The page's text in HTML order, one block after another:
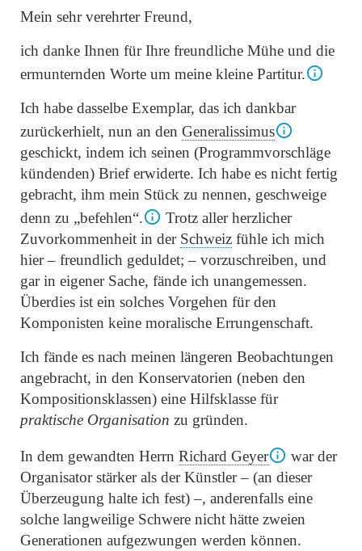
Mein sehr verehrter Freund,
ich danke Ihnen für Ihre freundliche Mühe und die
ermunternden Worte um meine kleine Partitur.
Ich habe dasselbe Exemplar, das ich dankbar
zurückerhielt, nun an den Generalissimus
geschickt, indem ich seinen (Programmvorschläge
kündenden) Brief erwiderte. Ich habe es nicht fertig
gebracht, ihm mein Stück zu nennen, geschweige
denn zu „befehlen“.
Trotz aller herzlicher
Zuvorkommenheit in der Schweiz fühle ich mich
hier – freundlich geduldet; – vorzuschreiben, und
gar in eigener Sache, fände ich unangemessen.
Überdies ist ein solches Vorgehen für den
Komponisten keine moralische Errungenschaft.
Ich fände es nach meinen längeren Beobachtungen
angebracht, in den Konservatorien (neben den
Kompositionsklassen) eine Hilfsklasse für
praktische Organisation zu gründen.
In dem gewandten Herrn Richard Geyer
war der
Organisator stärker als der Künstler – (an dieser
Überzeugung halte ich fest) –, anderenfalls eine
solche langweilige Schwere nicht hätte zweien
Generationen aufgezwungen werden können.